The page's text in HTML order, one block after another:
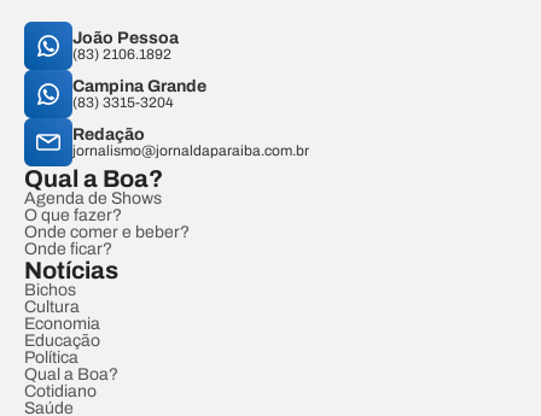
João Pessoa
(83) 2106.1892
Campina Grande
(83) 3315-3204
Redação
jornalismo@jornaldaparaiba.com.br
Qual a Boa?
Agenda de Shows
O que fazer?
Onde comer e beber?
Onde ficar?
Notícias
Bichos
Cultura
Economia
Educação
Política
Qual a Boa?
Cotidiano
Saúde